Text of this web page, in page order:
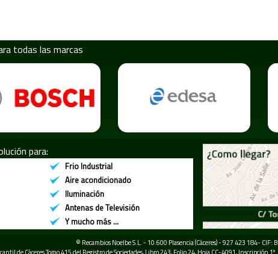
todas las marcas
para:
Frio Industrial
Aire acondicionado
Iluminación
Antenas de Televisión
Y mucho más ...
© Recambios Noelbe S.L. - 10.600 Plasencia (Cáceres) - 927 423 184- CIF: